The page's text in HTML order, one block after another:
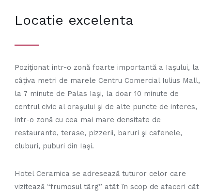
Locatie excelenta
Poziţionat intr-o zonă foarte importantă a Iaşului, la
câţiva metri de marele Centru Comercial Iulius Mall,
la 7 minute de Palas Iaşi, la doar 10 minute de
centrul civic al oraşului şi de alte puncte de interes,
intr-o zonă cu cea mai mare densitate de
restaurante, terase, pizzerii, baruri şi cafenele,
cluburi, puburi din Iaşi.
Hotel Ceramica se adresează tuturor celor care
vizitează “frumosul târg” atât în scop de afaceri cât